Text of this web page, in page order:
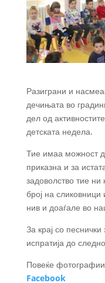
Разиграни и
дечињата во
дел од
детската недела.
Тие имаа можност
приказна и за
задоволство тие
број на
нив и доаѓале во
За крај со
испратија до
Повеќе
Facebook